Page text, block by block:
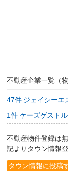
不動産企業一覧（物
47件 ジェイシーエ
1件 ケーズゲスト
不動産物件登録は
記よりタウン情報
タウン情報に投稿